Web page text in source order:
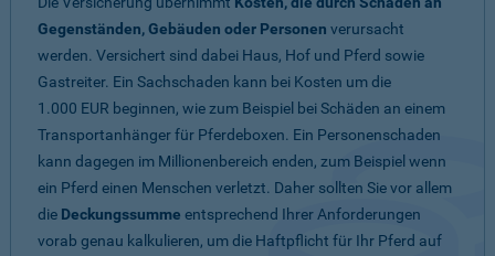
Gegenständen, Gebäuden oder Personen verursacht
werden. Versichert sind dabei Haus, Hof und Pferd sowie
Gastreiter. Ein Sachschaden kann bei Kosten um die
1.000 EUR beginnen, wie zum Beispiel bei Schäden an einem
Transportanhänger für Pferdeboxen. Ein Personenschaden
kann dagegen im Millionenbereich enden, zum Beispiel wenn
ein Pferd einen Menschen verletzt. Daher sollten Sie vor allem
die Deckungssumme entsprechend Ihrer Anforderungen
vorab genau kalkulieren, um die Haftpflicht für Ihr Pferd auf